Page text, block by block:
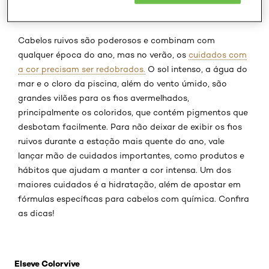
Cabelos ruivos são poderosos e combinam com
qualquer época do ano, mas no verão, os cuidados com
a cor precisam ser redobrados. O sol intenso, a água do
mar e o cloro da piscina, além do vento úmido, são
grandes vilões para os fios avermelhados,
principalmente os coloridos, que contém pigmentos que
desbotam facilmente. Para não deixar de exibir os fios
ruivos durante a estação mais quente do ano, vale
lançar mão de cuidados importantes, como produtos e
hábitos que ajudam a manter a cor intensa. Um dos
maiores cuidados é a hidratação, além de apostar em
fórmulas específicas para cabelos com química. Confira
as dicas!
Elseve Colorvive